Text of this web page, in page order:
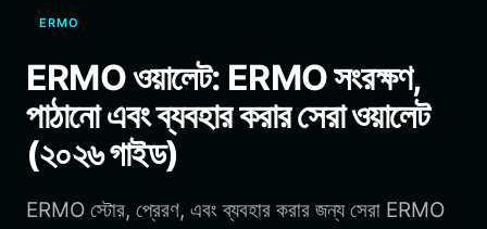
繁體中文
Português (Portugal)
Bahasa Indonesia
ภาษาไทย
Português (Brasil)
ERMO
ERMO ওয়ালেট: ERMO সংরক্ষণ,
পাঠানো এবং ব্যবহার করার সেরা ওয়ালেট
(২০২৬ গাইড)
ERMO স্টোর, প্রেরণ, এবং ব্যবহার করার জন্য সেরা ERMO